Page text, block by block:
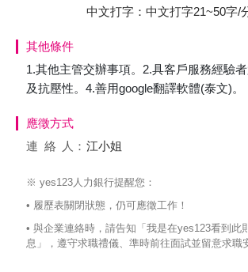
中文打字：中文打字21~50字/
其他條件
1.其他主管交辦事項。2.具客戶服務經驗
及抗壓性。4.善用google翻譯軟體(泰文)。
應徵方式
連絡
人： 江小姐
※ yes123人力銀行提醒您：
• 履歷表關閉狀態，仍可應徵工作！
• 與企業連絡時，請告知「我是在yes123看到此
息」，遵守求職禮儀、準時前往面試並留意求職